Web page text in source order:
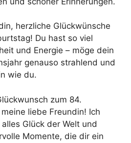
herzliche Glückwünsche
Du hast so viel
und Energie – möge dein
genauso strahlend und
wie du.
zum 84.
liebe Freundin! Ich
Glück der Welt und
Momente, die dir ein